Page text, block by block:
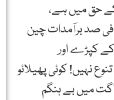
حق میں ہے،
صد برآمدات چین
کے کپڑے اور
نہیں! کوئی پھیلائو
میں بے ہنگم